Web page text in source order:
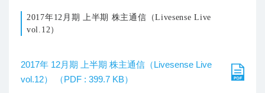
2017年12月期 上半期 株主通信（Livesense Live
vol.12）
2017年 12月期 上半期 株主通信（Livesense Live
vol.12） （PDF : 399.7 KB）